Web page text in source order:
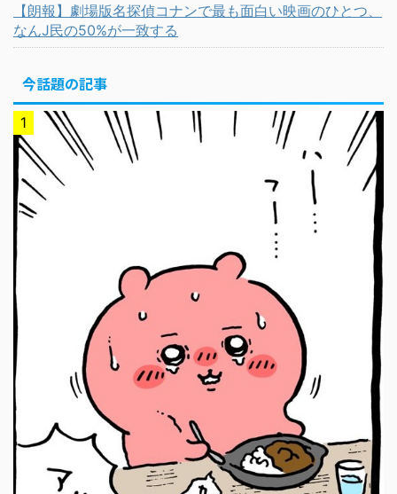
【朗報】劇場版名探偵コナンで最も面白い映画のひとつ、
なんJ民の50%が一致する
今話題の記事